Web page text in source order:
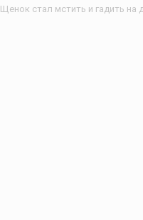
Щенок стал мстить и гадить на